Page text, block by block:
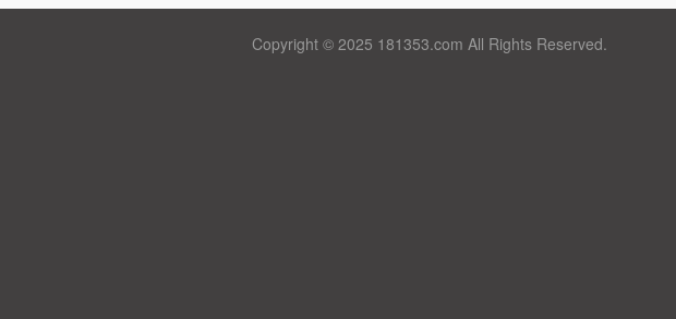
Copyright © 2025 181353.com All Rights Reserved.